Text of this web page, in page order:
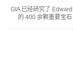
GIA 已经研究了
的 400 余颗重要宝